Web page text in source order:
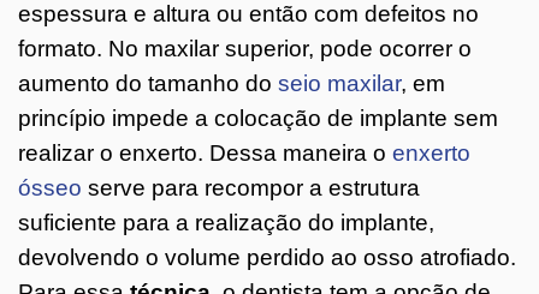
espessura e altura ou então com defeitos no
formato. No maxilar superior, pode ocorrer o
aumento do tamanho do seio maxilar, em
princípio impede a colocação de implante sem
realizar o enxerto. Dessa maneira o enxerto
ósseo serve para recompor a estrutura
suficiente para a realização do implante,
devolvendo o volume perdido ao osso atrofiado.